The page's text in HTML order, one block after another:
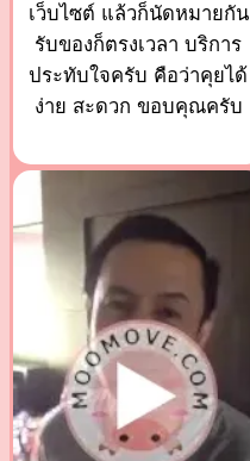
เว็บไซต์ แล้วก็นัดหมายกัน
รับของก็ตรงเวลา บริการ
ประทับใจครับ คือว่าคุยได้
ง่าย สะดวก ขอบคุณครับ